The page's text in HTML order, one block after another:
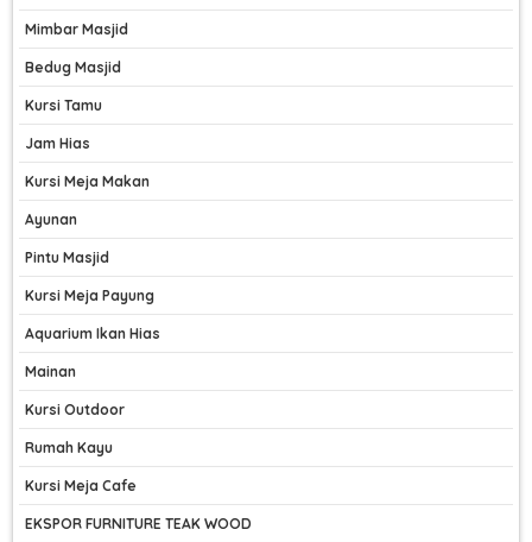
Mimbar Masjid
Bedug Masjid
Kursi Tamu
Jam Hias
Kursi Meja Makan
Ayunan
Pintu Masjid
Kursi Meja Payung
Aquarium Ikan Hias
Mainan
Kursi Outdoor
Rumah Kayu
Kursi Meja Cafe
EKSPOR FURNITURE TEAK WOOD